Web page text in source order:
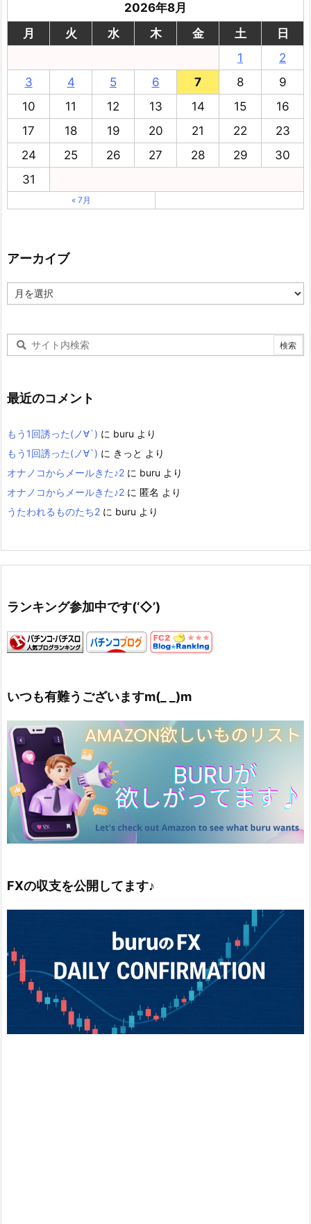
2026年8月
月
火 水 木 金 土
日
1
2
3
4 5 6 7 8
9
10
11 12 13 14 15
16
17
18 19 20 21 22
23
24
25 26 27 28 29
30
31
« 7月
アーカイブ
ー
最近のコメント
もう1回誘った(ノ∀`) に buru より
もう1回誘った(ノ∀`) に きっと より
オナノコからメールきた♪2 に buru より
オナノコからメールきた♪2 に 匿名 より
うたわれるものたち2 に buru より
ランキング参加中です(‘◇’)ゞ
いつも有難うございますm(_ _)m
FXの収支を公開してます♪